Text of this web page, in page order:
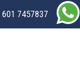
601 7457837